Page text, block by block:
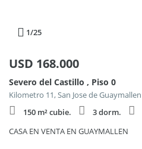
1/25
USD 168.000
Severo del Castillo , Piso 0
Kilometro 11, San Jose de Guaymallen
150 m² cubie.
3 dorm.
CASA EN VENTA EN GUAYMALLEN